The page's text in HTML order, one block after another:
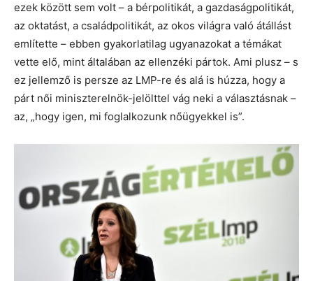
ezek között sem volt – a bérpolitikát, a gazdaságpolitikát,
az oktatást, a családpolitikát, az okos világra való átállást
említette – ebben gyakorlatilag ugyanazokat a témákat
vette elő, mint általában az ellenzéki pártok. Ami plusz – s
ez jellemző is persze az LMP-re és alá is húzza, hogy a
párt női miniszterelnök-jelölttel vág neki a választásnak –
az, „hogy igen, mi foglalkozunk nőügyekkel is”.